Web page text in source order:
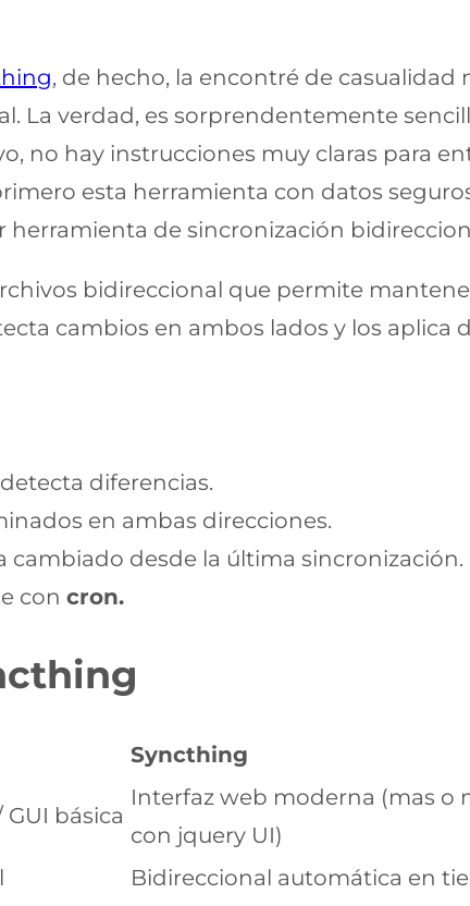
, de hecho, la encontré de casualidad
La verdad, es sorprendentemente
no hay instrucciones muy claras para
esta herramienta con datos
de sincronización
bidireccional que permite
cambios en ambos lados y los aplica
diferencias.
en ambas direcciones.
cambiado desde la última sincronización.
concron.
Syncthing
básica
Interfaz web moderna (mas o
con jquery UI)
Bidireccional automática en